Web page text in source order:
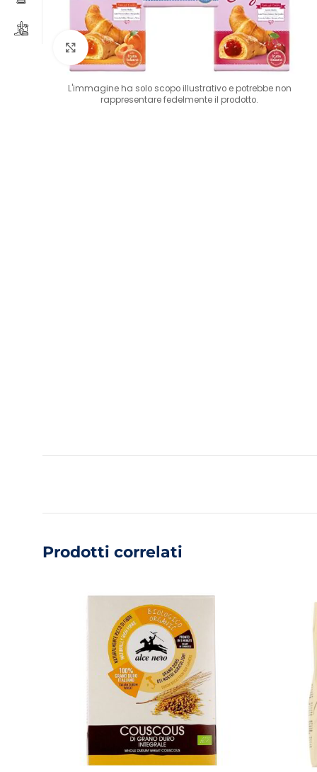
Clicca per ingrandire
L'immagine ha solo scopo illustrativo e potrebbe non
rappresentare fedelmente il prodotto.
Prodotti correlati